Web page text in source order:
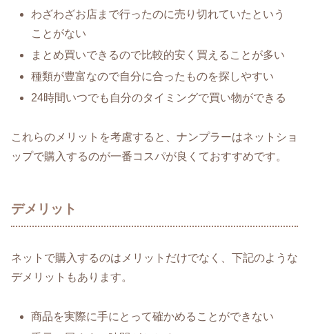
わざわざお店まで行ったのに売り切れていたという
ことがない
まとめ買いできるので比較的安く買えることが多い
種類が豊富なので自分に合ったものを探しやすい
24時間いつでも自分のタイミングで買い物ができる
これらのメリットを考慮すると、ナンプラーはネットショ
ップで購入するのが一番コスパが良くておすすめです。
デメリット
ネットで購入するのはメリットだけでなく、下記のような
デメリットもあります。
商品を実際に手にとって確かめることができない